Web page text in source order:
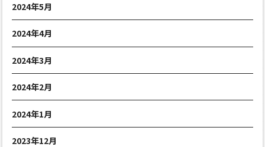
2024年5月
2024年4月
2024年3月
2024年2月
2024年1月
2023年12月